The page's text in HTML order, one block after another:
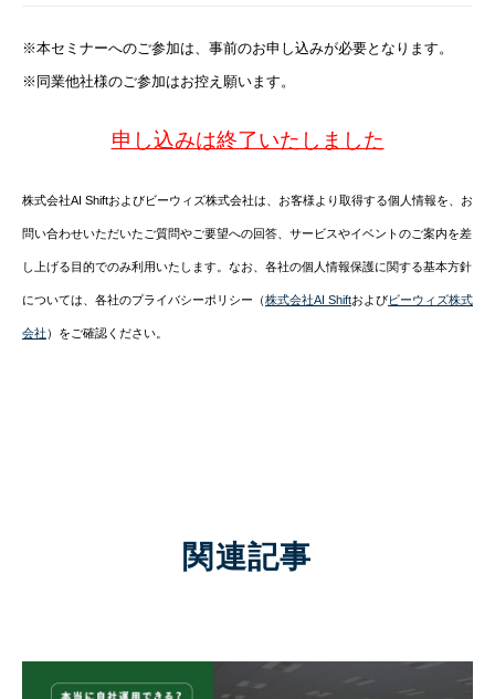
※本セミナーへのご参加は、事前のお申し込みが必要となります。
※同業他社様のご参加はお控え願います。
申し込みは終了いたしました
株式会社AI Shiftおよびビーウィズ株式会社は、お客様より取得する個人情報を、お
問い合わせいただいたご質問やご要望への回答、サービスやイベントのご案内を差
し上げる目的でのみ利用いたします。なお、各社の個人情報保護に関する基本方針
については、各社のプライバシーポリシー（株式会社AI Shiftおよびビーウィズ株式
会社）をご確認ください。
関連記事